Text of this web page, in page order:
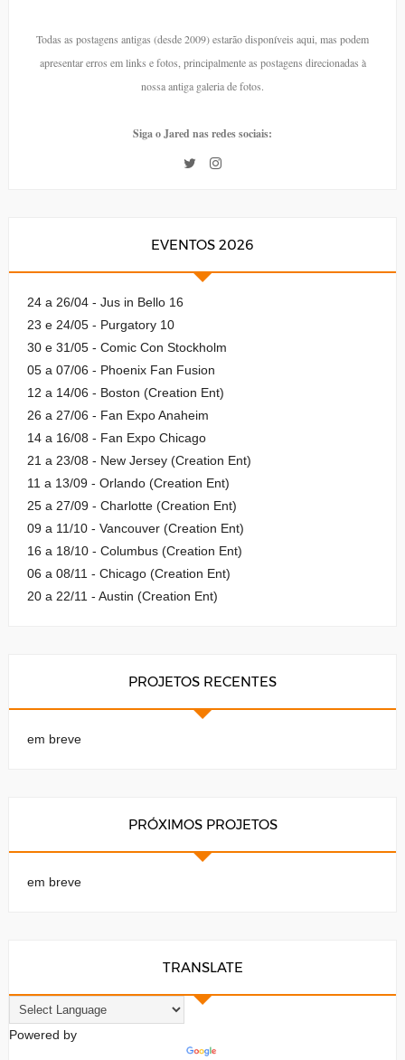
Todas as postagens antigas (desde 2009) estarão disponíveis aqui, mas podem
apresentar erros em links e fotos, principalmente as postagens direcionadas à
nossa antiga galeria de fotos.
Siga o Jared nas redes sociais:
EVENTOS 2026
24 a 26/04 - Jus in Bello 16
23 e 24/05 - Purgatory 10
30 e 31/05 - Comic Con Stockholm
05 a 07/06 - Phoenix Fan Fusion
12 a 14/06 - Boston (Creation Ent)
26 a 27/06 - Fan Expo Anaheim
14 a 16/08 - Fan Expo Chicago
21 a 23/08 - New Jersey (Creation Ent)
11 a 13/09 - Orlando (Creation Ent)
25 a 27/09 - Charlotte (Creation Ent)
09 a 11/10 - Vancouver (Creation Ent)
16 a 18/10 - Columbus (Creation Ent)
06 a 08/11 - Chicago (Creation Ent)
20 a 22/11 - Austin (Creation Ent)
PROJETOS RECENTES
em breve
PRÓXIMOS PROJETOS
em breve
TRANSLATE
Powered by